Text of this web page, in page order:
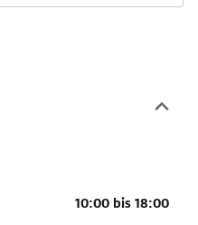
10:00 bis 18:00